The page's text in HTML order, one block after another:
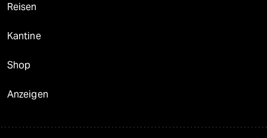
Reisen
Kantine
Shop
Anzeigen